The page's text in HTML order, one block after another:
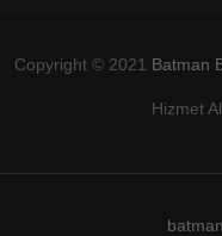
Copyright © 2021 Batman
Hizmet